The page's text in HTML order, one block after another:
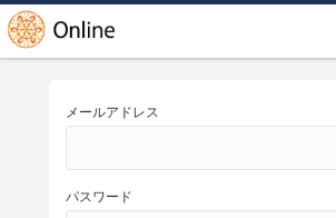
メールアドレス
パスワード